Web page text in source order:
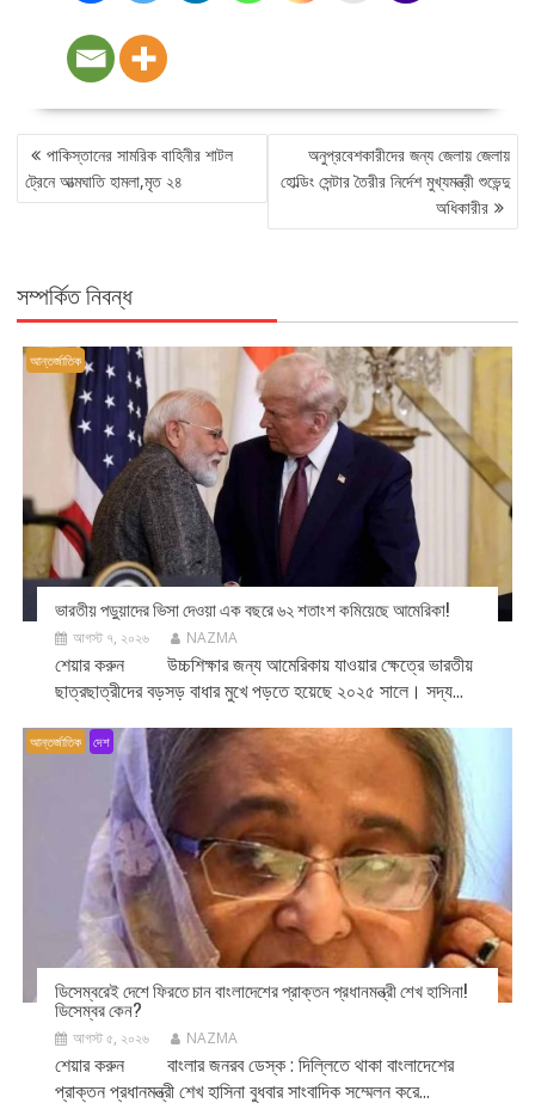
POST
NAVIGATION
পাকিস্তানের সামরিক বাহিনীর শাটল
ট্রেনে আত্মঘাতি হামলা,মৃত ২৪
অনুপ্রবেশকারীদের জন্য জেলায় জেলায়
হোল্ডিং সেন্টার তৈরীর নির্দেশ মুখ্যমন্ত্রী শুভেন্দু
অধিকারীর
সম্পর্কিত নিবন্ধ
আন্তর্জাতিক
ভারতীয় পড়ুয়াদের ভিসা দেওয়া এক বছরে ৬২ শতাংশ কমিয়েছে আমেরিকা!
আগস্ট ৭, ২০২৬ NAZMA
শেয়ার করুন উচ্চশিক্ষার জন্য আমেরিকায় যাওয়ার ক্ষেত্রে ভারতীয়
ছাত্রছাত্রীদের বড়সড় বাধার মুখে পড়তে হয়েছে ২০২৫ সালে। সদ্য...
আন্তর্জাতিক দেশ
ডিসেম্বরেই দেশে ফিরতে চান বাংলাদেশের প্রাক্তন প্রধানমন্ত্রী শেখ হাসিনা!
ডিসেম্বর কেন?
আগস্ট ৫, ২০২৬ NAZMA
শেয়ার করুন বাংলার জনরব ডেস্ক : দিল্লিতে থাকা বাংলাদেশের
প্রাক্তন প্রধানমন্ত্রী শেখ হাসিনা বুধবার সাংবাদিক সম্মেলন করে...